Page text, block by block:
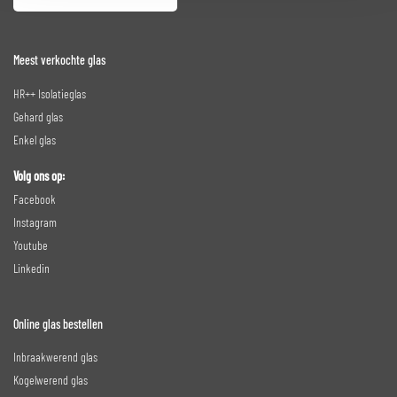
Meest verkochte glas
HR++ Isolatieglas
Gehard glas
Enkel glas
Volg ons op:
Facebook
Instagram
Youtube
Linkedin
Online glas bestellen
Inbraakwerend glas
Kogelwerend glas